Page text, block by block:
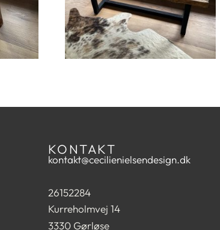
KONTAKT
kontakt@cecilienielsendesign.dk
26152284
Kurreholmvej 14
3330 Gørløse